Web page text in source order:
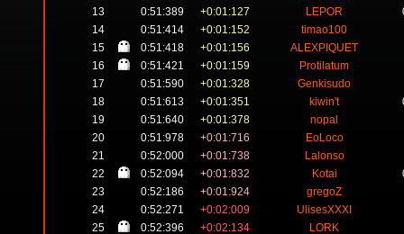
13
0:51:389 +0:01:127 LEPOR
14
0:51:414 +0:01:152
timao100
15
0:51:418 +0:01:156
ALEXPIQUET
16
0:51:421 +0:01:159
Protilatum
17
0:51:590 +0:01:328
Genkisudo
18
0:51:613 +0:01:351 kiwin't
19
0:51:640 +0:01:378
nopal
20
0:51:978 +0:01:716
EoLoco
21
0:52:000 +0:01:738
Lalonso
22
0:52:094 +0:01:832 Kotai
23
0:52:186 +0:01:924
gregoZ
24
0:52:271 +0:02:009
UlisesXXXI
25
0:52:396 +0:02:134
LORK